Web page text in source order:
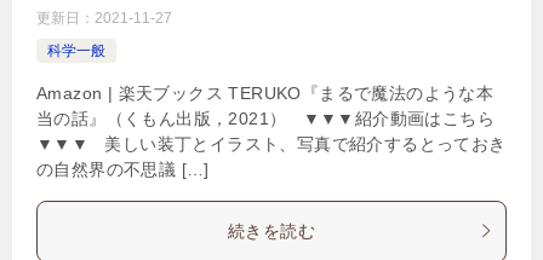
更新日： 2021-11-27
科学一般
Amazon | 楽天ブックス TERUKO『まるで魔法のような本
当の話』（くもん出版，2021） ▼▼▼紹介動画はこちら
▼▼▼ 美しい装丁とイラスト、写真で紹介するとっておき
の自然界の不思議 […]
続きを読む